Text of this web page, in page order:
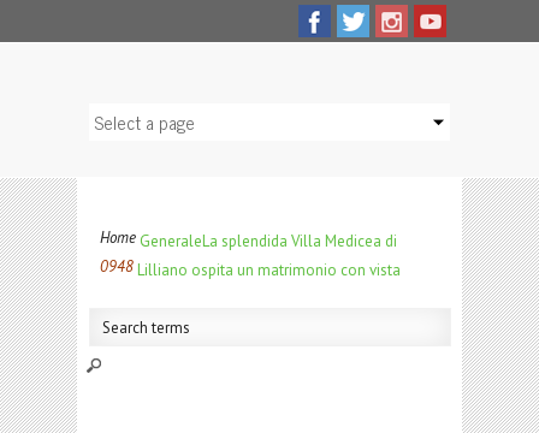
Home GeneraleLa splendida Villa Medicea di
Lilliano ospita un matrimonio con vista
0948